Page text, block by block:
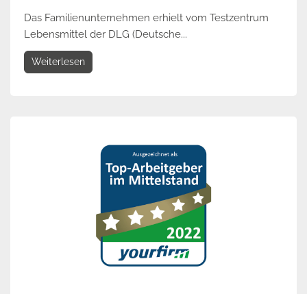
Das Familienunternehmen erhielt vom Testzentrum
Lebensmittel der DLG (Deutsche...
Weiterlesen